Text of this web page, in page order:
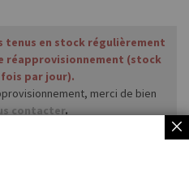
tenus en stock régulièrement
réapprovisionnement (stock
par jour).
merci de bien
contacter.